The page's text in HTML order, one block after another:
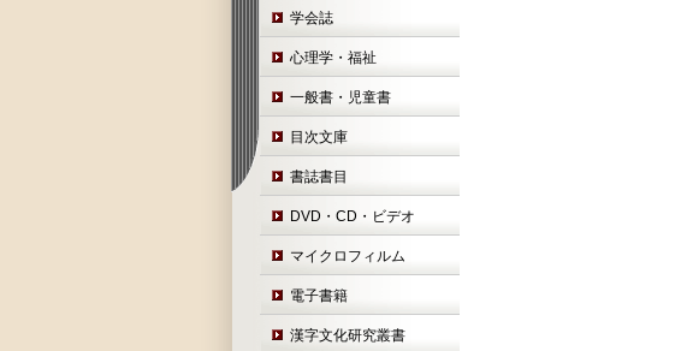
学会誌
心理学・福祉
一般書・児童書
目次文庫
書誌書目
DVD・CD・ビデオ
マイクロフィルム
電子書籍
漢字文化研究叢書